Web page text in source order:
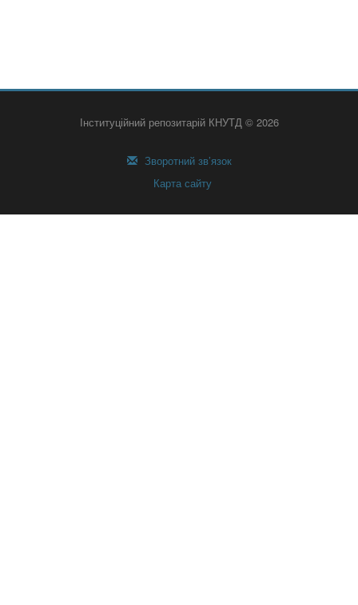
Інституційний репозитарій КНУТД © 2026
Зворотний зв’язок
Карта сайту